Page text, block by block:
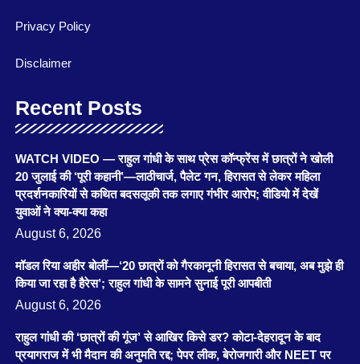
Privacy Policy
Disclaimer
Recent Posts
WATCH VIDEO — राहुल गांधी के साथ प्रेस कॉन्फ्रेंस में छात्रों ने खोली
20 जुलाई की ‘पूरी कहानी’—लाठीचार्ज, पैलेट गन, हिरासत से लेकर महिला
प्रदर्शनकारियों से कथित बदसलूकी तक लगाए गंभीर आरोप; वीडियो में देखें
युवाओं ने क्या-क्या कहा
August 6, 2026
मॉडल रिया अहीर बोलीं—‘20 छात्रों को गैरकानूनी हिरासत से बचाया, अब मुझे ही
किया जा रहा है हैरेस’; राहुल गांधी के सामने सुनाई पूरी आपबीती
August 6, 2026
राहुल गांधी की ‘छात्रों की गूंज’ से आखिर किसे डर? कोटा-देहरादून के बाद
प्रयागराज में भी मैदान की अनुमति रद्द; पेपर लीक, बेरोजगारी और NEET पर